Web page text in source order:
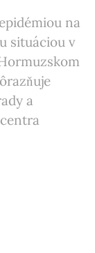
na
situáciou v
a